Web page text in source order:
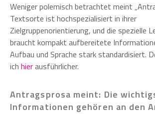
Weniger polemisch betrachtet meint
Textsorte ist hochspezialisiert in ihrer
Zielgruppenorientierung, und die spezielle
braucht kompakt aufbereitete
Aufbau und Sprache stark standardisiert.
ich hierausführlicher.
Antragsprosa meint: Die
Informationen gehören an den